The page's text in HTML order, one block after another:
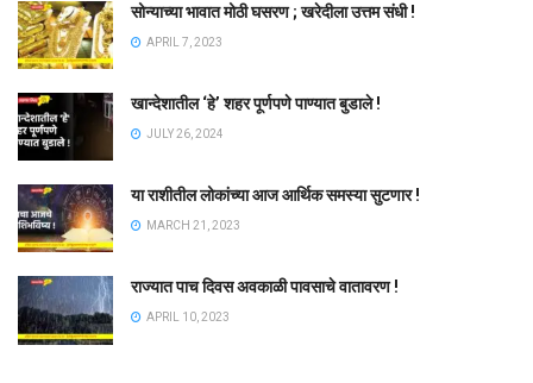
सोन्याच्या भावात मोठी घसरण ; खरेदीला उत्तम संधी !
APRIL 7, 2023
खान्देशातील ‘हे’ शहर पूर्णपणे पाण्यात बुडाले !
JULY 26, 2024
या राशीतील लोकांच्या आज आर्थिक समस्या सुटणार !
MARCH 21, 2023
राज्यात पाच दिवस अवकाळी पावसाचे वातावरण !
APRIL 10, 2023